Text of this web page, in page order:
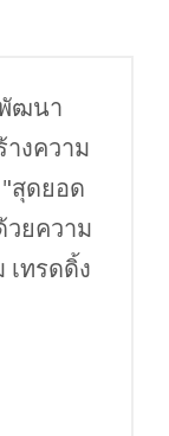
ฒนา
งความ
สุดยอด
วยความ
เทรดดิ้ง